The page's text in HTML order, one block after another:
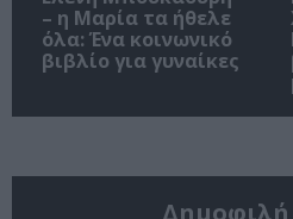
– η Μαρία τα ήθελε
όλα: Ένα κοινωνικό
βιβλίο για γυναίκες